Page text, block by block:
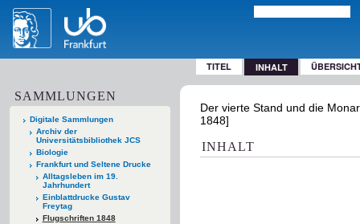
TITEL INHALT
SAMMLUNGEN
Digitale Sammlungen
Archiv der
Universitätsbibliothek JCS
Biologie
Frankfurt und Seltene Drucke
Alltagsleben im 19.
Jahrhundert
Einblattdrucke Gustav
Freytag
Flugschriften 1848
Der vierte Stand und die
1848]
INHALT